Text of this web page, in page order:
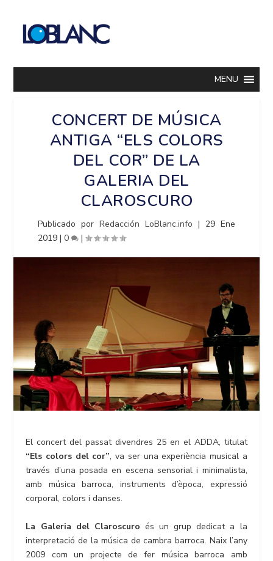
MENU
CONCERT DE MÚSICA
ANTIGA “ELS COLORS
DEL COR” DE LA
GALERIA DEL
CLAROSCURO
Publicado porRedacción LoBlanc.info | 29 Ene
2019 |0 |
El concert del passat divendres 25 en el ADDA, titulat
“Els colors del cor”, va ser una experiència musical a
través d’una posada en escena sensorial i minimalista,
amb música barroca, instruments d’època, expressió
corporal, colors i danses.
La Galeria del Claroscuro és un grup dedicat a la
interpretació de la música de cambra barroca. Naix l’any
2009 com un projecte de fer música barroca amb